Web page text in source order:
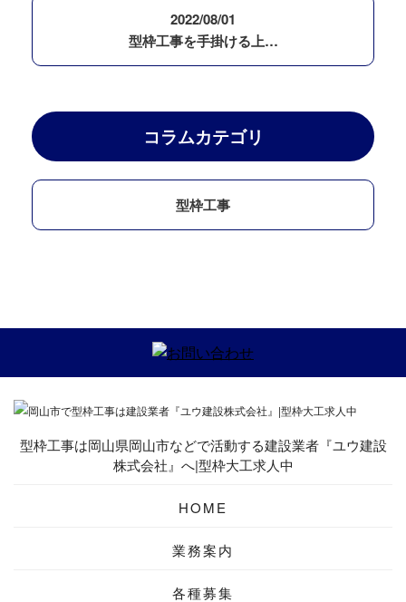
2022/08/01
型枠工事を手掛ける上…
コラムカテゴリ
型枠工事
型枠工事は岡山県岡山市などで活動する建設業者『ユウ建設
株式会社』へ|型枠大工求人中
HOME
業務案内
各種募集